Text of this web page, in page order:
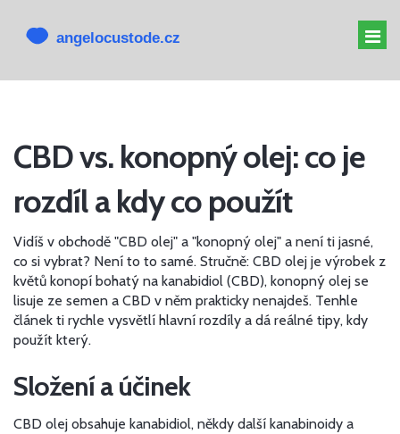
MELATONIN PSOVI
CBD PRO PSA
ALTERNATIVY K CBD
CBD vs. konopný olej: co je
rozdíl a kdy co použít
Vidíš v obchodě "CBD olej" a "konopný olej" a není ti jasné,
co si vybrat? Není to to samé. Stručně: CBD olej je výrobek z
květů konopí bohatý na kanabidiol (CBD), konopný olej se
lisuje ze semen a CBD v něm prakticky nenajdeš. Tenhle
článek ti rychle vysvětlí hlavní rozdíly a dá reálné tipy, kdy
použít který.
Složení a účinek
CBD olej obsahuje kanabidiol, někdy další kanabinoidy a